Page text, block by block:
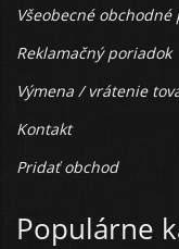
Všeobecné obchodné
Reklamačný poriadok
Výmena / vrátenie
Kontakt
Pridať obchod
Populárne